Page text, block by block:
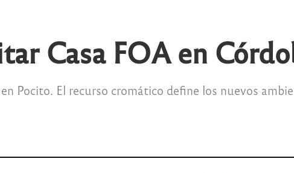
Casa FOA en
Pocito. El recurso cromático define los nuevos